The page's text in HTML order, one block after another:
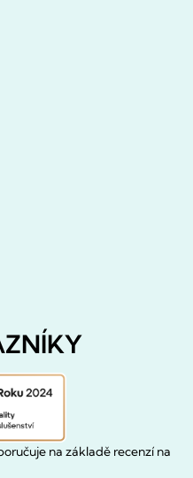
na základě recenzí na